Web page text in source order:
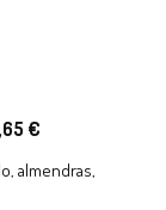
€
almendras,